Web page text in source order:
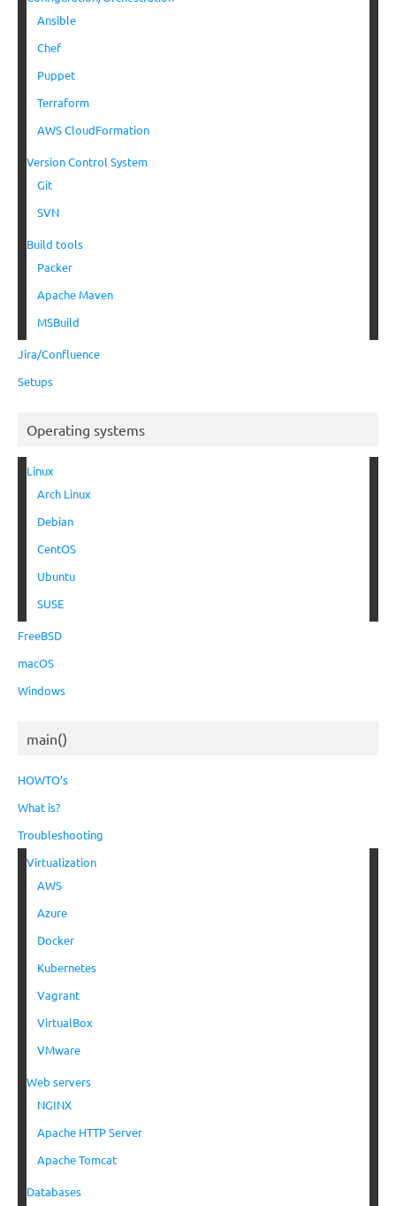
Ansible
Chef
Puppet
Terraform
AWS CloudFormation
Version Control System
Git
SVN
Build tools
Packer
Apache Maven
MSBuild
Jira/Confluence
Setups
Operating systems
Linux
Arch Linux
Debian
CentOS
Ubuntu
SUSE
FreeBSD
macOS
Windows
main()
HOWTO’s
What is?
Troubleshooting
Virtualization
AWS
Azure
Docker
Kubernetes
Vagrant
VirtualBox
VMware
Web servers
NGINX
Apache HTTP Server
Apache Tomcat
Databases